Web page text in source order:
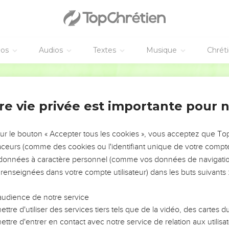
Audios Textes Musique
sa bénédiction introductive (1.3-14) dans laquelle Paul, en
du salut en Jésus-Christ. Ce « secret » (1.9), Dieu l’avait
l’apôtre est celui de l’unité et de la diversité de
(2.1 à 3.20), *Juifs et non-Juifs *sauvés, les uns comme
de dons (4.1-16) ;
(5.21 à 6.9).
émaillés de recommandations pratiques sur le
oppose, par un violent contraste, à celui de ceux qui ne
final décrit les armes du chrétien dont celui-ci devra
Paul seront-ils armés pour résister aux faux docteurs qui
vie privée est importante pour
le bouton « Accepter tous les cookies », vous acceptez que
(comme des cookies ou l'identifiant unique de votre
à caractère personnel (comme vos données de
dans votre compte utilisateur) dans les buts suivants :
de notre service
d'utiliser des services tiers tels que de la vidéo, des cartes
d'entrer en contact avec notre service de relation aux